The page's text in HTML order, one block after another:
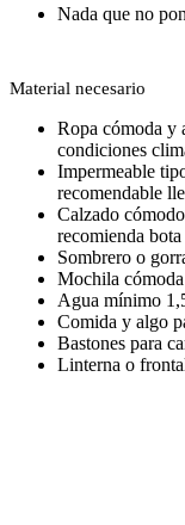
Nada que no
Material necesario
Ropa cómoda y
condiciones
Impermeable
recomendable
Calzado
recomienda
Sombrero o
Mochila
Agua mínimo
Comida y algo
Bastones para
Linterna o